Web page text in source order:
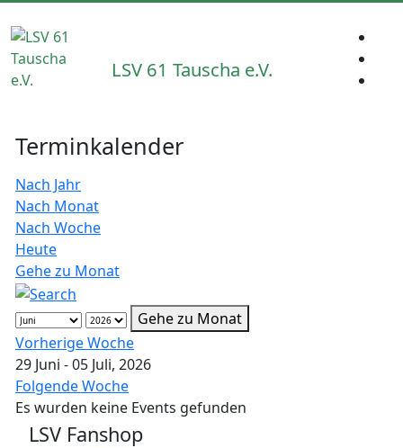
LSV 61 Tauscha e.V.
Terminkalender
Nach Jahr
Nach Monat
Nach Woche
Heute
Gehe zu Monat
Gehe zu Monat
Vorherige Woche
29 Juni - 05 Juli, 2026
Folgende Woche
Es wurden keine Events gefunden
LSV Fanshop